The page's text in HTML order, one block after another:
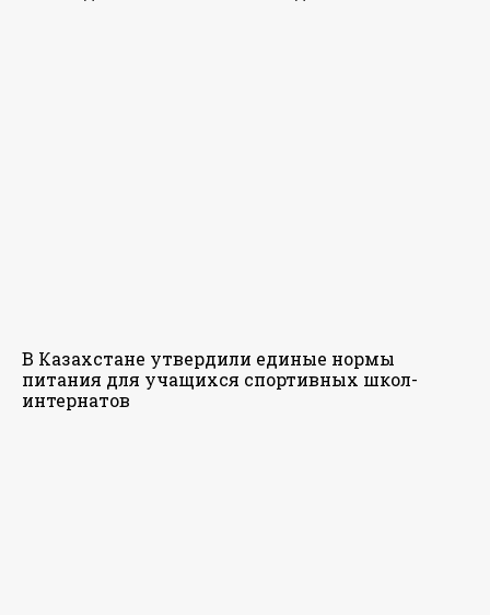
В Казахстане утвердили единые нормы
питания для учащихся спортивных школ-
интернатов